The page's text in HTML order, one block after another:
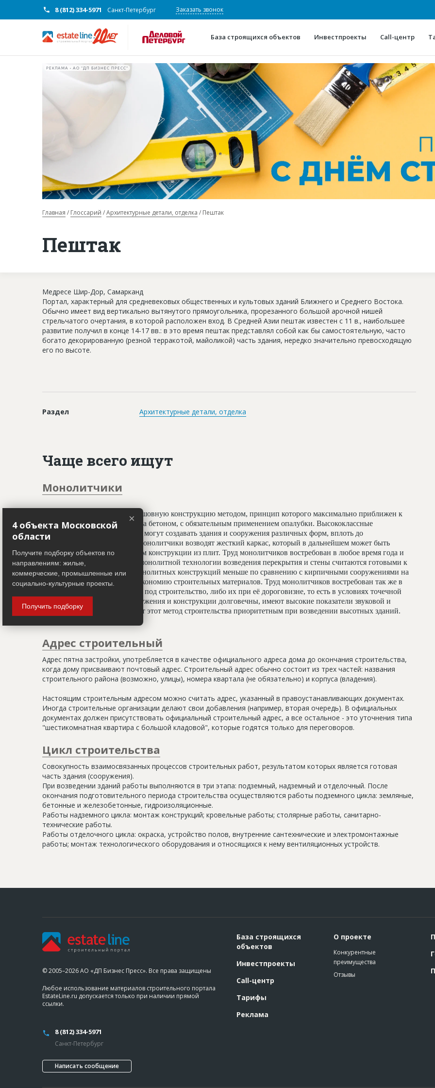
8 (812) 334-5971 Санкт-Петербург Заказать звонок
База строящихся объектов Инвестпроекты Call-центр
О проекте
Конкурентные
Горячие
Глоссарий
РЕКЛАМА • АО "ДП БИЗНЕС ПРЕСС"
Главная Глоссарий Архитектурные детали, отделка Пештак
Пештак
Медресе Шир-Дор, Самарканд
Портал, характерный для средневековых общественных и культовых зданий Ближнего и Среднего Востока.
Обычно имеет вид вертикально вытянутого прямоугольника, прорезанного большой арочной нишей
стрельчатого очертания, в которой расположен вход. В Средней Азии пештак известен с 11 в., наибольшее
развитие получил в конце 14-17 вв.: в это время пештак представлял собой как бы самостоятельную, часто
богато декорированную (резной терракотой, майоликой) часть здания, нередко значительно превосходящую
его по высоте.
Раздел Архитектурные детали, отделка
Чаще всего ищут
Монолитчики
Специалисты, создающие бесшовную конструкцию методом, принцип которого максимально приближен к
принципу заливки фундамента бетоном, с обязательным применением опалубки. Высококлассные
профессионалы-монолитчики могут создавать здания и сооружения различных форм, вплоть до
криволинейных элементов. Монолитчики возводят жесткий каркас, который в дальнейшем может быть
использован гораздо шире, чем конструкции из плит. Труд монолитчиков востребован в любое время года и
считается всесезонным. При монолитной технологии возведения перекрытия и стены считаются готовыми к
отделочным работам, а вес монолитных конструкций меньше по сравнению с кирпичными сооружениями на
20%, что даёт значительную экономию строительных материалов. Труд монолитчиков востребован так же в
условиях недостатка площади под строительство, либо их при её дороговизне, то есть в условиях точечной
застройки. Монолитные сооружения и конструкции долговечны, имеют высокие показатели звуковой и
тепловой изоляции, что делает этот метод строительства приоритетным при возведении высотных зданий.
Адрес строительный
Адрес пятна застройки, употребляется в качестве официального адреса дома до окончания строительства,
когда дому присваивают почтовый адрес. Строительный адрес обычно состоит из трех частей: названия
строительного района (возможно, улицы), номера квартала (не обязательно) и корпуса (владения).
Настоящим строительным адресом можно считать адрес, указанный в правоустанавливающих документах.
Иногда строительные организации делают свои добавления (например, вторая очередь). В официальных
документах должен присутствовать официальный строительный адрес, а все остальное - это уточнения типа
"шестикомнатная квартира с большой кладовой", которые годятся только для переговоров.
Цикл строительства
Совокупность взаимосвязанных процессов строительных работ, результатом которых является готовая
часть здания (сооружения).
При возведении зданий работы выполняются в три этапа: подземный, надземный и отделочный. После
окончания подготовительного периода строительства осуществляются работы подземного цикла: земляные,
бетонные и железобетонные, гидроизоляционные.
Работы надземного цикла: монтаж конструкций; кровельные работы; столярные работы, санитарно-
технические работы.
Работы отделочного цикла: окраска, устройство полов, внутренние сантехнические и электромонтажные
работы; монтаж технологического оборудования и относящихся к нему вентиляционных устройств.
© 2005–2026 АО «ДП Бизнес Пресс». Все права защищены
Любое использование материалов строительного портала
EstateLine.ru допускается только при наличии прямой
ссылки.
8 (812) 334-5971
Санкт-Петербург
Написать сообщение
База строящихся
объектов
Инвестпроекты
Call-центр
Тарифы
Реклама
О проекте
Конкурентные
преимущества
Отзывы
×
4 объекта Московской
области
Получите подборку объектов по
направлениям: жилые,
коммерческие, промышленные или
социально-культурные проекты.
Получить подборку